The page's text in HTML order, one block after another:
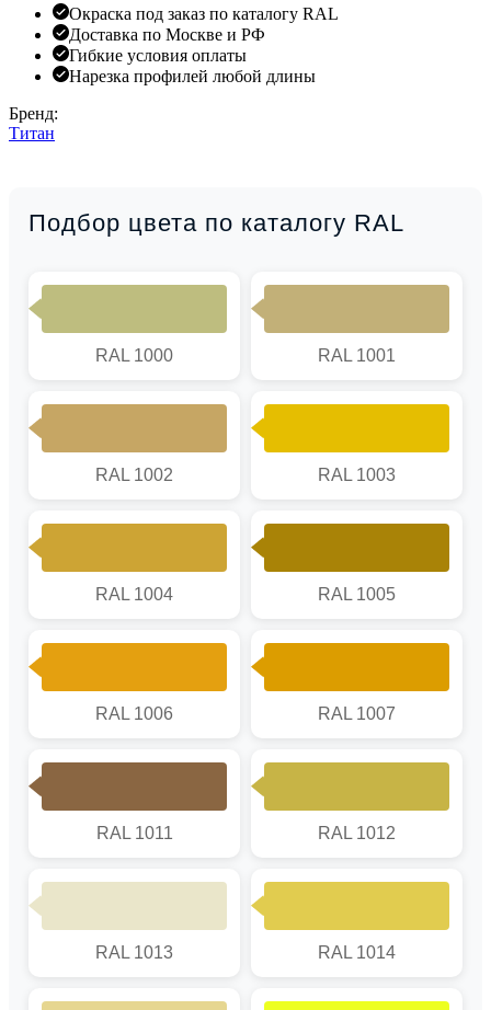
Окраска под заказ по каталогу RAL
Доставка по Москве и РФ
Гибкие условия оплаты
Нарезка профилей любой длины
Бренд:
Титан
Подбор цвета по каталогу RAL
RAL 1000 RAL 1001
RAL 1002 RAL 1003
RAL 1004 RAL 1005
RAL 1006 RAL 1007
RAL 1011 RAL 1012
RAL 1013 RAL 1014